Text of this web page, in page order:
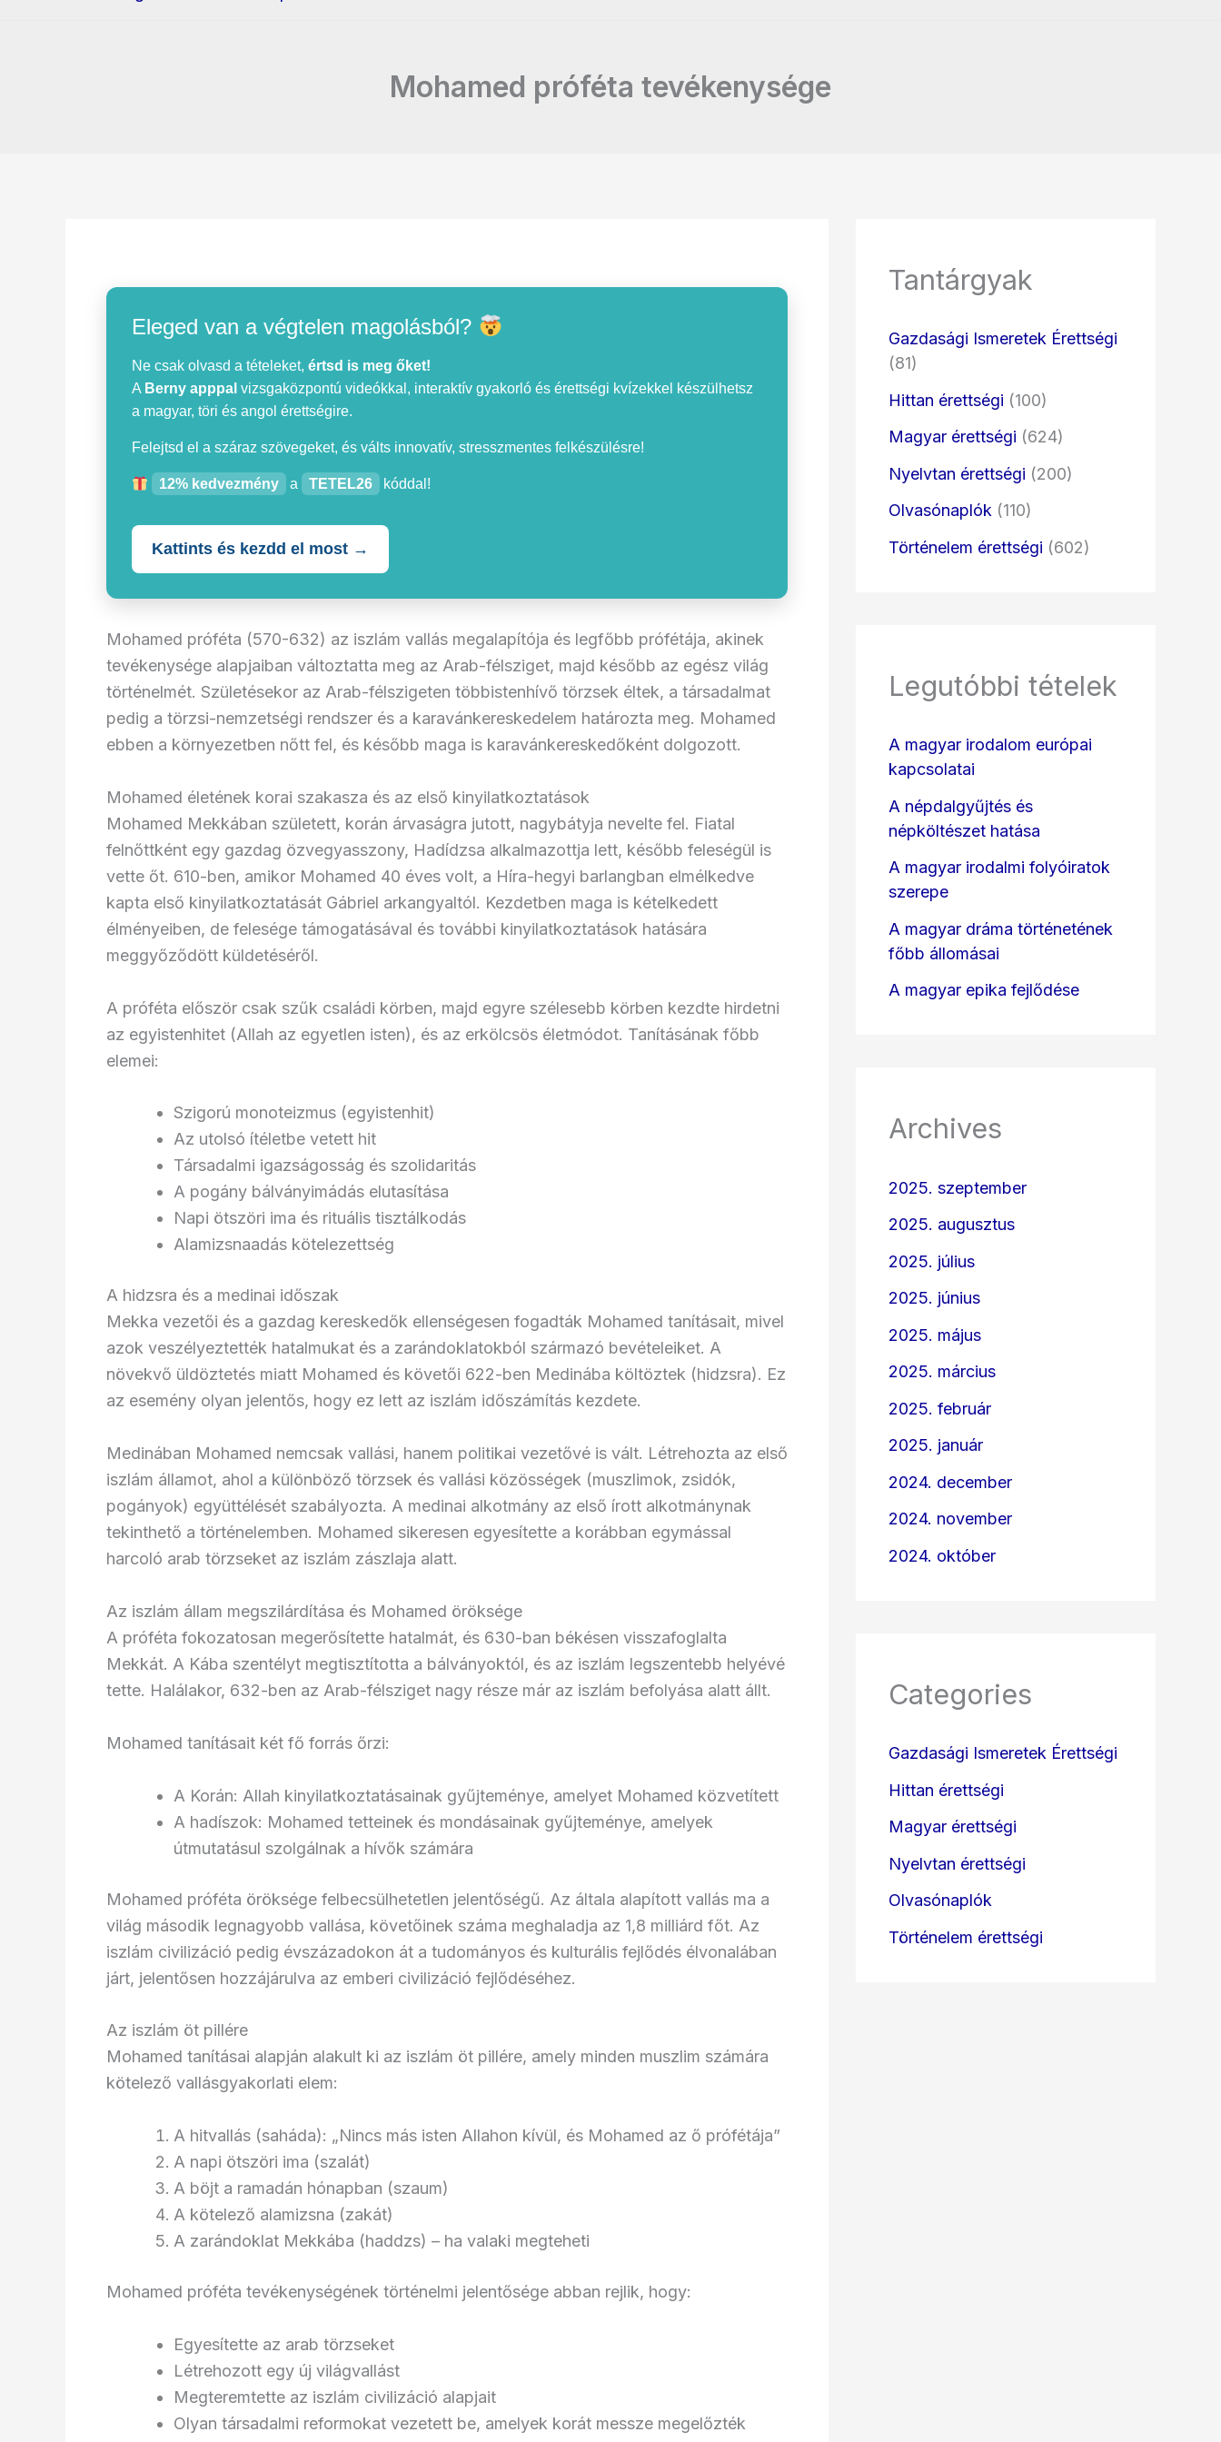
Mohamed próféta tevékenysége
Eleged van a végtelen magolásból?
Ne csak olvasd a tételeket, értsd is meg őket!
A Berny apppal vizsgaközpontú videókkal, interaktív gyakorló és érettségi kvízekkel készülhetsz
a magyar, töri és angol érettségire.
Felejtsd el a száraz szövegeket, és válts innovatív, stresszmentes felkészülésre!
12% kedvezmény a TETEL26 kóddal!
Kattints és kezdd el most →
Mohamed próféta (570-632) az iszlám vallás megalapítója és legfőbb prófétája, akinek
tevékenysége alapjaiban változtatta meg az Arab-félsziget, majd később az egész világ
történelmét. Születésekor az Arab-félszigeten többistenhívő törzsek éltek, a társadalmat
pedig a törzsi-nemzetségi rendszer és a karavánkereskedelem határozta meg. Mohamed
ebben a környezetben nőtt fel, és később maga is karavánkereskedőként dolgozott.
Mohamed életének korai szakasza és az első kinyilatkoztatások
Mohamed Mekkában született, korán árvaságra jutott, nagybátyja nevelte fel. Fiatal
felnőttként egy gazdag özvegyasszony, Hadídzsa alkalmazottja lett, később feleségül is
vette őt. 610-ben, amikor Mohamed 40 éves volt, a Híra-hegyi barlangban elmélkedve
kapta első kinyilatkoztatását Gábriel arkangyaltól. Kezdetben maga is kételkedett
élményeiben, de felesége támogatásával és további kinyilatkoztatások hatására
meggyőződött küldetéséről.
A próféta először csak szűk családi körben, majd egyre szélesebb körben kezdte hirdetni
az egyistenhitet (Allah az egyetlen isten), és az erkölcsös életmódot. Tanításának főbb
elemei:
Szigorú monoteizmus (egyistenhit)
Az utolsó ítéletbe vetett hit
Társadalmi igazságosság és szolidaritás
A pogány bálványimádás elutasítása
Napi ötszöri ima és rituális tisztálkodás
Alamizsnaadás kötelezettség
A hidzsra és a medinai időszak
Mekka vezetői és a gazdag kereskedők ellenségesen fogadták Mohamed tanításait, mivel
azok veszélyeztették hatalmukat és a zarándoklatokból származó bevételeiket. A
növekvő üldöztetés miatt Mohamed és követői 622-ben Medinába költöztek (hidzsra). Ez
az esemény olyan jelentős, hogy ez lett az iszlám időszámítás kezdete.
Medinában Mohamed nemcsak vallási, hanem politikai vezetővé is vált. Létrehozta az első
iszlám államot, ahol a különböző törzsek és vallási közösségek (muszlimok, zsidók,
pogányok) együttélését szabályozta. A medinai alkotmány az első írott alkotmánynak
tekinthető a történelemben. Mohamed sikeresen egyesítette a korábban egymással
harcoló arab törzseket az iszlám zászlaja alatt.
Az iszlám állam megszilárdítása és Mohamed öröksége
A próféta fokozatosan megerősítette hatalmát, és 630-ban békésen visszafoglalta
Mekkát. A Kába szentélyt megtisztította a bálványoktól, és az iszlám legszentebb helyévé
tette. Halálakor, 632-ben az Arab-félsziget nagy része már az iszlám befolyása alatt állt.
Mohamed tanításait két fő forrás őrzi:
A Korán: Allah kinyilatkoztatásainak gyűjteménye, amelyet Mohamed közvetített
A hadíszok: Mohamed tetteinek és mondásainak gyűjteménye, amelyek
útmutatásul szolgálnak a hívők számára
Mohamed próféta öröksége felbecsülhetetlen jelentőségű. Az általa alapított vallás ma a
világ második legnagyobb vallása, követőinek száma meghaladja az 1,8 milliárd főt. Az
iszlám civilizáció pedig évszázadokon át a tudományos és kulturális fejlődés élvonalában
járt, jelentősen hozzájárulva az emberi civilizáció fejlődéséhez.
Az iszlám öt pillére
Mohamed tanításai alapján alakult ki az iszlám öt pillére, amely minden muszlim számára
kötelező vallásgyakorlati elem:
A hitvallás (saháda): „Nincs más isten Allahon kívül, és Mohamed az ő prófétája”
A napi ötszöri ima (szalát)
A böjt a ramadán hónapban (szaum)
A kötelező alamizsna (zakát)
A zarándoklat Mekkába (haddzs) – ha valaki megteheti
Mohamed próféta tevékenységének történelmi jelentősége abban rejlik, hogy:
Egyesítette az arab törzseket
Létrehozott egy új világvallást
Megteremtette az iszlám civilizáció alapjait
Olyan társadalmi reformokat vezetett be, amelyek korát messze megelőzték
Tantárgyak
Gazdasági Ismeretek Érettségi
(81)
Hittan érettségi (100)
Magyar érettségi (624)
Nyelvtan érettségi (200)
Olvasónaplók (110)
Történelem érettségi (602)
Legutóbbi tételek
A magyar irodalom európai
kapcsolatai
A népdalgyűjtés és
népköltészet hatása
A magyar irodalmi folyóiratok
szerepe
A magyar dráma történetének
főbb állomásai
A magyar epika fejlődése
Archives
2025. szeptember
2025. augusztus
2025. július
2025. június
2025. május
2025. március
2025. február
2025. január
2024. december
2024. november
2024. október
Categories
Gazdasági Ismeretek Érettségi
Hittan érettségi
Magyar érettségi
Nyelvtan érettségi
Olvasónaplók
Történelem érettségi